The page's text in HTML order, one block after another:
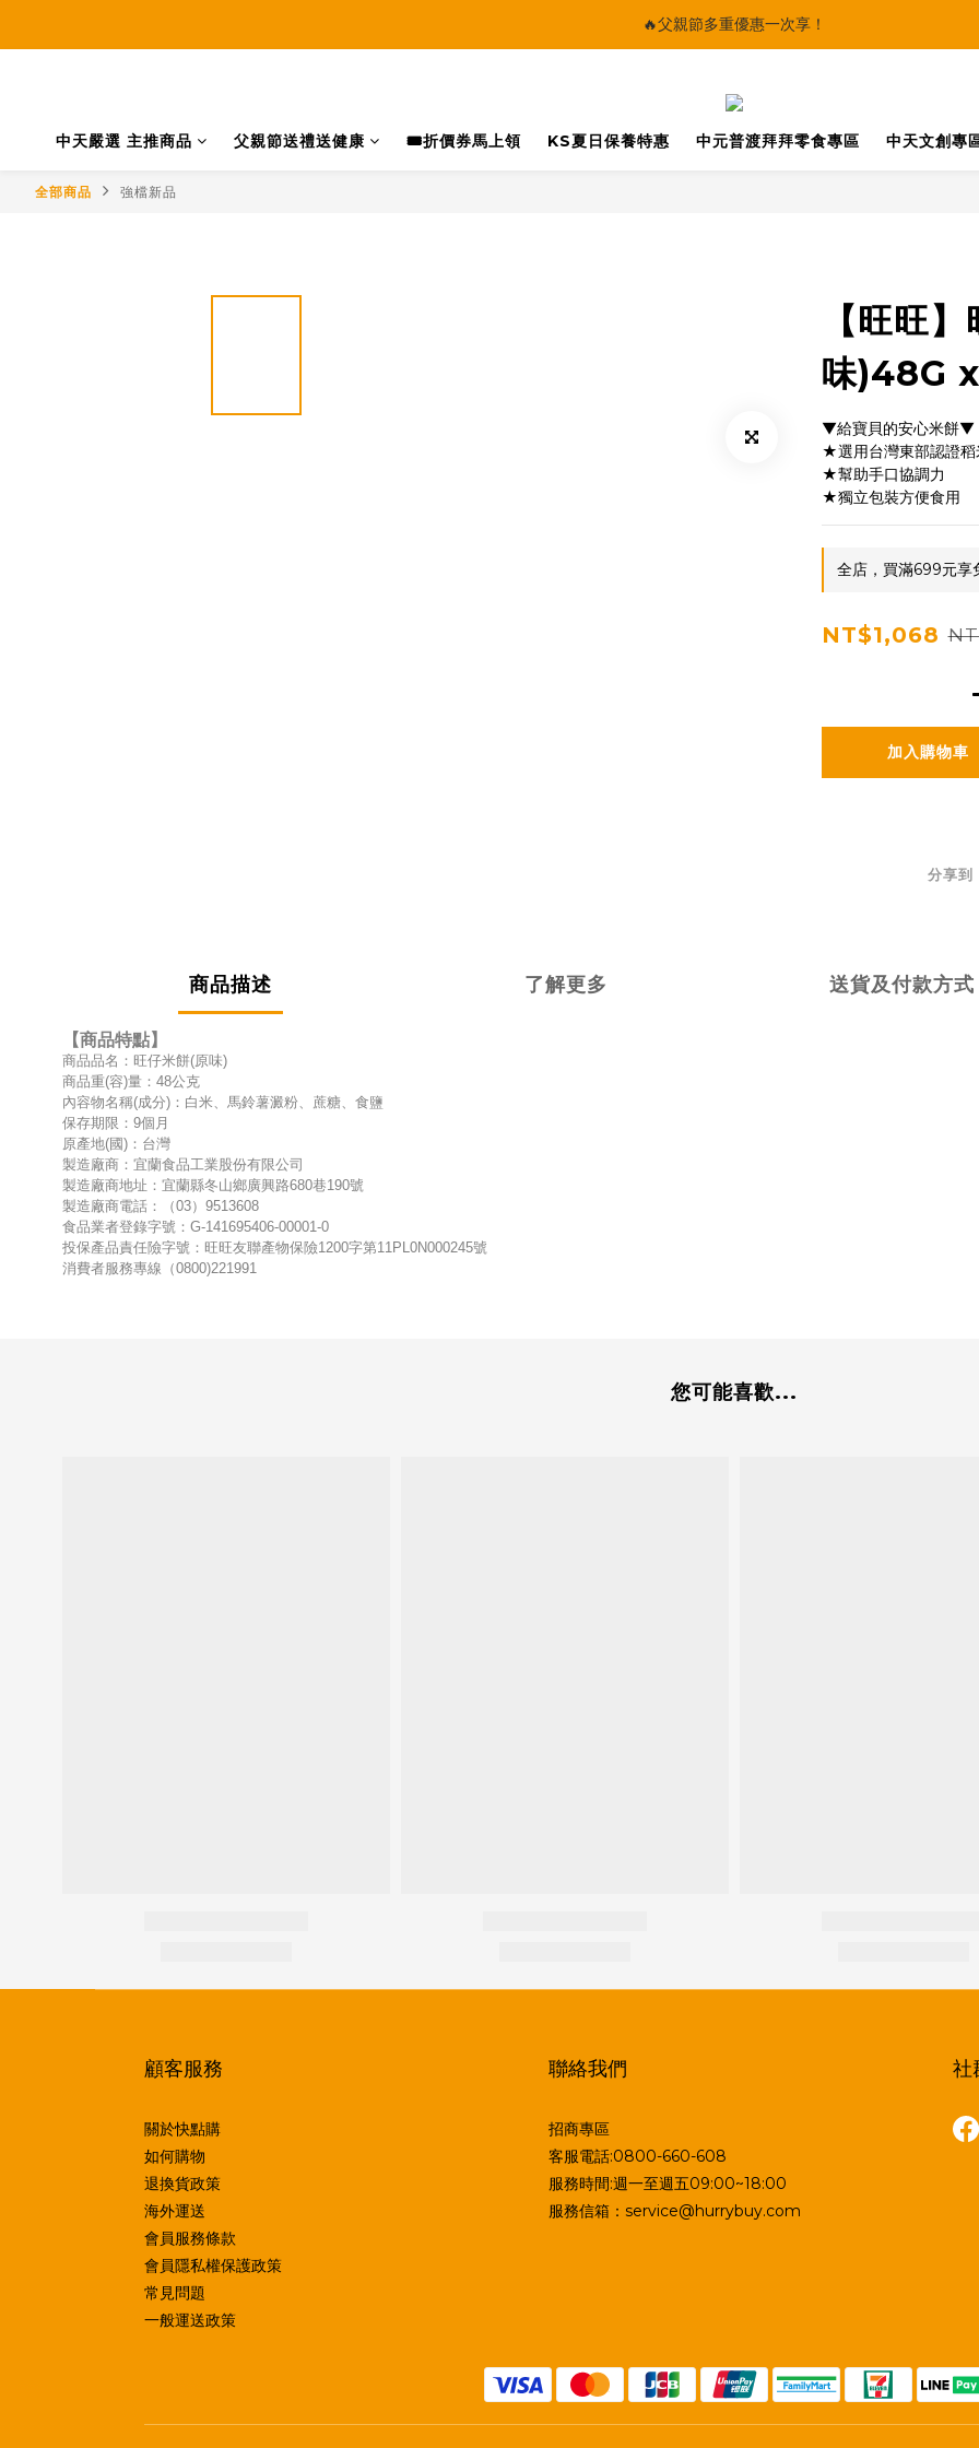
🔥父親節多重優惠一次享！
🔥父親節多重優惠一次享！
中天嚴選 主推商品 父親節送禮送健康 🎟️折價券馬上領 KS夏日保養特惠 中元普渡拜拜零食專區 中天文創專
全部商品 強檔新品
【旺旺
味)48G
▼給寶貝的安心米餅▼
★選用台灣東部認證稻
★幫助手口協調力
★獨立包裝方便食用
全店，買滿699元享
NT$1,068
加入購物車
分享到
商品描述 了解更多 送貨及付款方式
【商品特點】
商品品名：旺仔米餅(原味)
商品重(容)量：48公克
內容物名稱(成分)：白米、馬鈴薯澱粉、蔗糖、食鹽
保存期限：9個月
原產地(國)：台灣
製造廠商：宜蘭食品工業股份有限公司
製造廠商地址：宜蘭縣冬山鄉廣興路680巷190號
製造廠商電話：（03）9513608
食品業者登錄字號：G-141695406-00001-0
投保產品責任險字號：旺旺友聯產物保險1200字第11PL0N000245號
消費者服務專線（0800)221991
您可能喜歡...
顧客服務
關於快點購
如何購物
退換貨政策
海外運送
會員服務條款
會員隱私權保護政策
常見問題
一般運送政策
聯絡我們
招商專區
客服電話:0800-660-608
服務時間:週一至週五09:00~18:00
服務信箱：service@hurrybuy.com
社